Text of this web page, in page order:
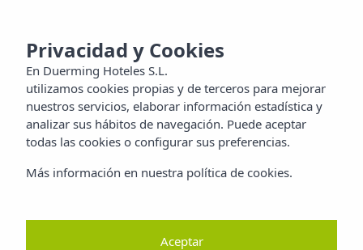
Privacidad y Cookies
En Duerming Hoteles S.L.
utilizamos cookies propias y de terceros para mejorar
nuestros servicios, elaborar información estadística y
analizar sus hábitos de navegación. Puede aceptar
todas las cookies o configurar sus preferencias.
Más información en nuestra política de cookies.
Aceptar